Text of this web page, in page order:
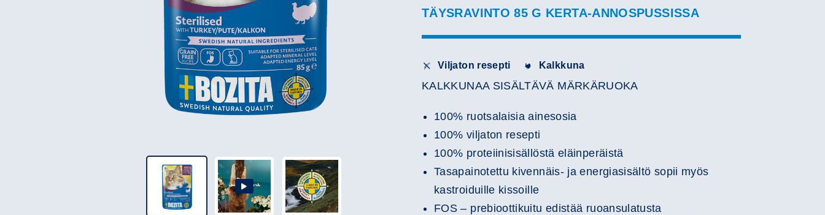
TÄYSRAVINTO 85 G KERTA-ANNOSPUSSISSA
Viljaton resepti Kalkkuna
KALKKUNAA SISÄLTÄVÄ MÄRKÄRUOKA
100% ruotsalaisia ainesosia
100% viljaton resepti
100% proteiinisisällöstä eläinperäistä
Tasapainotettu kivennäis- ja energiasisältö sopii myös
kastroiduille kissoille
FOS – prebioottikuitu edistää ruoansulatusta